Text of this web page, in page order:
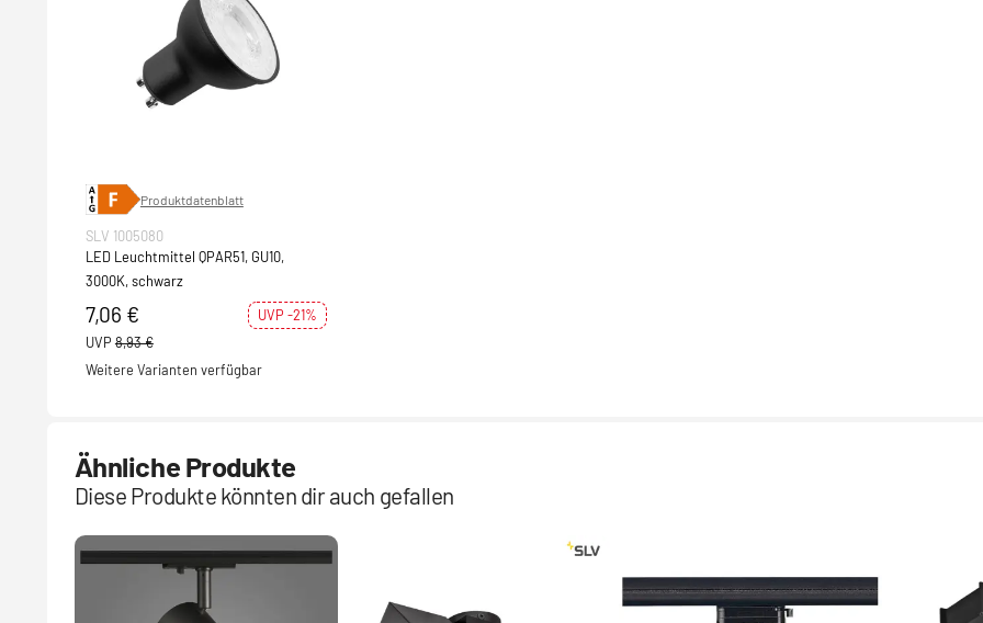
Produktdatenblatt
SLV 1005080
LED Leuchtmittel QPAR51, GU10,
3000K, schwarz
7,06 €
UVP -21%
UVP 8,93 €
Weitere Varianten verfügbar
Ähnliche Produkte
Diese Produkte könnten dir auch gefallen